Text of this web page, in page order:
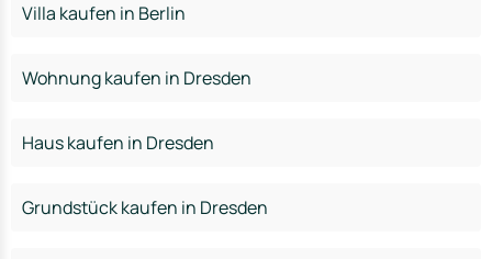
Villa kaufen in Berlin
Wohnung kaufen in Dresden
Haus kaufen in Dresden
Grundstück kaufen in Dresden